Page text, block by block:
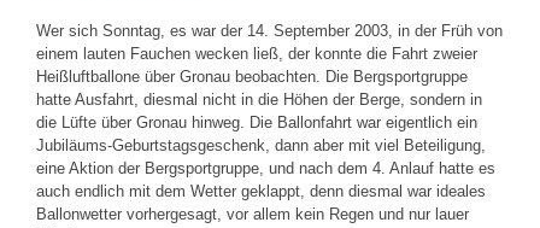
Wer sich Sonntag, es war der 14. September 2003, in der Früh von
einem lauten Fauchen wecken ließ, der konnte die Fahrt zweier
Heißluftballone über Gronau beobachten. Die Bergsportgruppe
hatte Ausfahrt, diesmal nicht in die Höhen der Berge, sondern in
die Lüfte über Gronau hinweg. Die Ballonfahrt war eigentlich ein
Jubiläums-Geburtstagsgeschenk, dann aber mit viel Beteiligung,
eine Aktion der Bergsportgruppe, und nach dem 4. Anlauf hatte es
auch endlich mit dem Wetter geklappt, denn diesmal war ideales
Ballonwetter vorhergesagt, vor allem kein Regen und nur lauer